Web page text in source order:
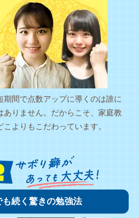
期間で点数アップに導くのは誰に
ありません。だからこそ、家庭教
よりもこだわっています。
も続く驚きの勉強法